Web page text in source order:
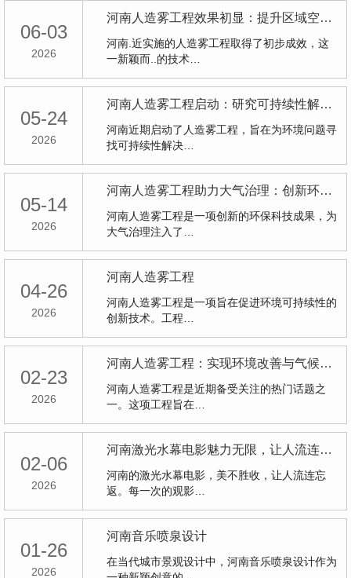
06-03
2026
河南人造雾工程效果初显：提升区域空气质量
河南.近实施的人造雾工程取得了初步成效，这
一新颖而..的技术…
05-24
2026
河南人造雾工程启动：研究可持续性解决方案
河南近期启动了人造雾工程，旨在为环境问题寻
找可持续性解决…
05-14
2026
河南人造雾工程助力大气治理：创新环保科技成果
河南人造雾工程是一项创新的环保科技成果，为
大气治理注入了…
04-26
2026
河南人造雾工程
河南人造雾工程是一项旨在促进环境可持续性的
创新技术。工程…
02-23
2026
河南人造雾工程：实现环境改善与气候控制
河南人造雾工程是近期备受关注的热门话题之
一。这项工程旨在…
02-06
2026
河南激光水幕电影魅力无限，让人流连忘返
河南的激光水幕电影，美不胜收，让人流连忘
返。每一次的观影…
01-26
2026
河南音乐喷泉设计
在当代城市景观设计中，河南音乐喷泉设计作为